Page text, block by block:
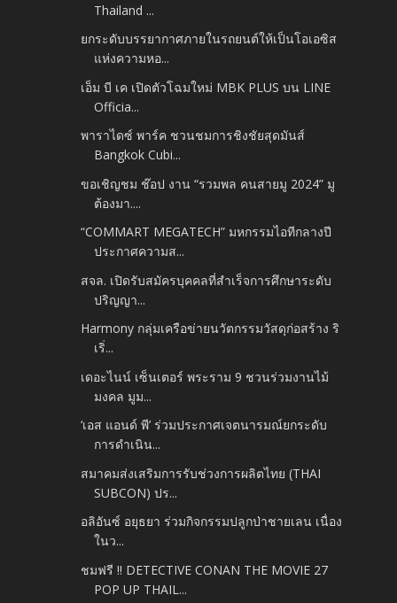
Thailand ...
ยกระดับบรรยากาศภายในรถยนต์ให้เป็นโอเอซิส
แห่งความหอ...
เอ็ม บี เค เปิดตัวโฉมใหม่ MBK PLUS บน LINE
Officia...
พาราไดซ์ พาร์ค ชวนชมการชิงชัยสุดมันส์
Bangkok Cubi...
ขอเชิญชม ช๊อป งาน “รวมพล คนสายมู 2024” มู
ต้องมา....
“COMMART MEGATECH” มหกรรมไอทีกลางปี
ประกาศความส...
สจล. เปิดรับสมัครบุคคลที่สำเร็จการศึกษาระดับ
ปริญญา...
Harmony กลุ่มเครือข่ายนวัตกรรมวัสดุก่อสร้าง ริ
เริ่...
เดอะไนน์ เซ็นเตอร์ พระราม 9 ชวนร่วมงานไม้
มงคล มูม...
‘เอส แอนด์ พี’ ร่วมประกาศเจตนารมณ์ยกระดับ
การดำเนิน...
สมาคมส่งเสริมการรับช่วงการผลิตไทย (THAI
SUBCON) ปร...
อลิอันซ์ อยุธยา ร่วมกิจกรรมปลูกป่าชายเลน เนื่อง
ในว...
ชมฟรี !! DETECTIVE CONAN THE MOVIE 27
POP UP THAIL...